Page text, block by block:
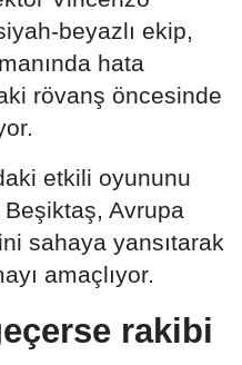
beyazlı ekip,
hata
rövanş öncesinde
etkili oyununu
Avrupa
sahaya yansıtarak
amaçlıyor.
rakibi